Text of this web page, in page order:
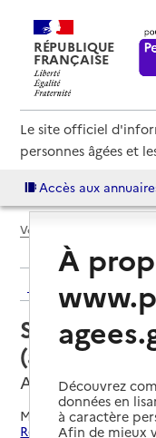
RÉPUBLIQUE
FRANÇAISE
Le site officiel
personnes âgées et
Accès aux
Voir le fil d’Ariane
Retour aux
Service
(aide) –
Annonay,
Mis à jour le23/07/
Rechercher les
À
Découvrez
données en
à caractère
Afin de mieux